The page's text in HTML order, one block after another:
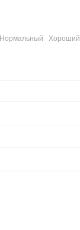
Хороший
Нормальный